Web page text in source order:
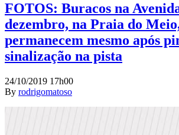
FOTOS: Buracos na
dezembro, na Praia do
permanecem mesmo após
sinalização na pista
24/10/2019 17h00
By rodrigomatoso